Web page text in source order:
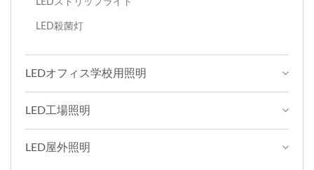
LED殺菌灯
LEDオフィス学校用照明
LED工場照明
LED屋外照明